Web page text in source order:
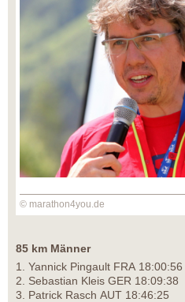
© marathon4you.de
85 km Männer
1. Yannick Pingault FRA 18:00:56
2. Sebastian Kleis GER 18:09:38
3. Patrick Rasch AUT 18:46:25